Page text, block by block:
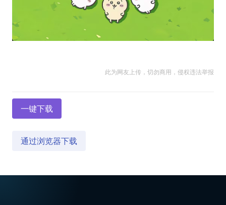
此为网友上传，切勿商用，侵权违法举报
一键下载
通过浏览器下载